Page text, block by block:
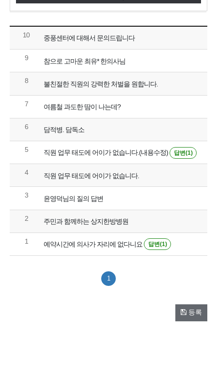
10 중풍센터에 대해서 문의드립니다
9 참으로 고마운 최유* 한의사님
8 불친절한 직원의 강력한 처벌을 원합니다.
7 여름철 과도한 땀이 나는데?
6 담적병. 담독소
5 직원 업무 태도에 어이가 없습니다.(내용수정) 답변(1)
4 직원 업무 태도에 어이가 없습니다.
3 윤영덕님의 질의 답변
2 주민과 함께하는 상지한방병원
1 예약시간에 의사가 자리에 없다니요 답변(1)
1
등록